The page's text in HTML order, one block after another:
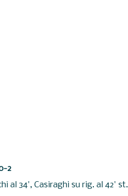
2
al 34', Casiraghi su rig. al 42' st.